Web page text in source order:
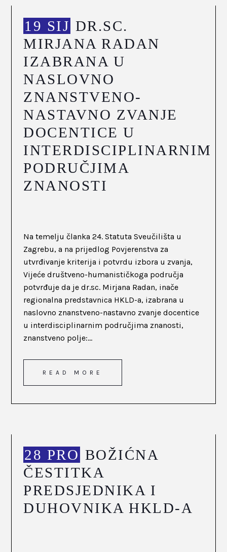
19 SIJ DR.SC.
MIRJANA RADAN
IZABRANA U
NASLOVNO
ZNANSTVENO-
NASTAVNO ZVANJE
DOCENTICE U
INTERDISCIPLINARNIM
PODRUČJIMA
ZNANOSTI
Na temelju članka 24. Statuta Sveučilišta u
Zagrebu, a na prijedlog Povjerenstva za
utvrđivanje kriterija i potvrdu izbora u zvanja,
Vijeće društveno-humanističkoga područja
potvrđuje da je dr.sc. Mirjana Radan, inače
regionalna predstavnica HKLD-a, izabrana u
naslovno znanstveno-nastavno zvanje docentice
u interdisciplinarnim područjima znanosti,
znanstveno polje:...
READ MORE
28 PRO BOŽIĆNA
ČESTITKA
PREDSJEDNIKA I
DUHOVNIKA HKLD-A